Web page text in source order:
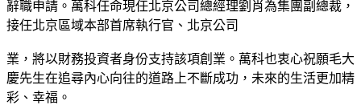
辭職申請。萬科任命現任北京公司總經理劉肖為集團副總裁，
接任北京區域本部首席執行官、北京公司
業，將以財務投資者身份支持該項創業。萬科也衷心祝願毛大
慶先生在追尋內心向往的道路上不斷成功，未來的生活更加精
彩、幸福。